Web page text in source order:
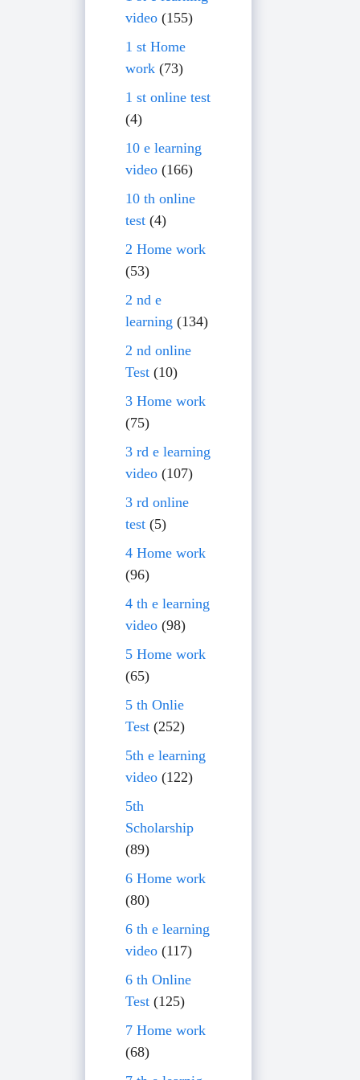
video (155)
1 st Home
work (73)
1 st online test
(4)
10 e learning
video (166)
10 th online
test (4)
2 Home work
(53)
2 nd e
learning (134)
2 nd online
Test (10)
3 Home work
(75)
3 rd e learning
video (107)
3 rd online
test (5)
4 Home work
(96)
4 th e learning
video (98)
5 Home work
(65)
5 th Onlie
Test (252)
5th e learning
video (122)
5th
Scholarship
(89)
6 Home work
(80)
6 th e learning
video (117)
6 th Online
Test (125)
7 Home work
(68)